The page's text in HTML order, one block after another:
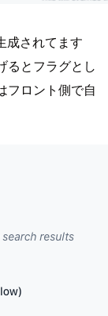
成されてます
るとフラグとし
フロント側で自